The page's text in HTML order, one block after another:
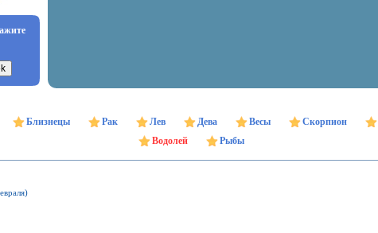
Близнецы Рак Лев Дева Весы Скорпион
Водолей
Рыбы